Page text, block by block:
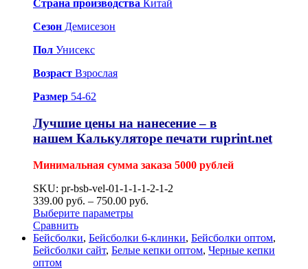
Страна производства Китай
Сезон Демисезон
Пол Унисекс
Возраст Взрослая
Размер 54-62
Лучшие цены на нанесение – в
нашем Калькуляторе печати ruprint.net
Минимальная сумма заказа 5000 рублей
SKU: pr-bsb-vel-01-1-1-1-2-1-2
339.00 руб. – 750.00 руб.
Выберите параметры
Сравнить
Бейсболки, Бейсболки 6-клинки, Бейсболки оптом,
Бейсболки сайт, Белые кепки оптом, Черные кепки
оптом